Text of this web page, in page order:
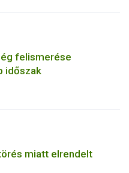
felismerése
időszak
miatt elrendelt